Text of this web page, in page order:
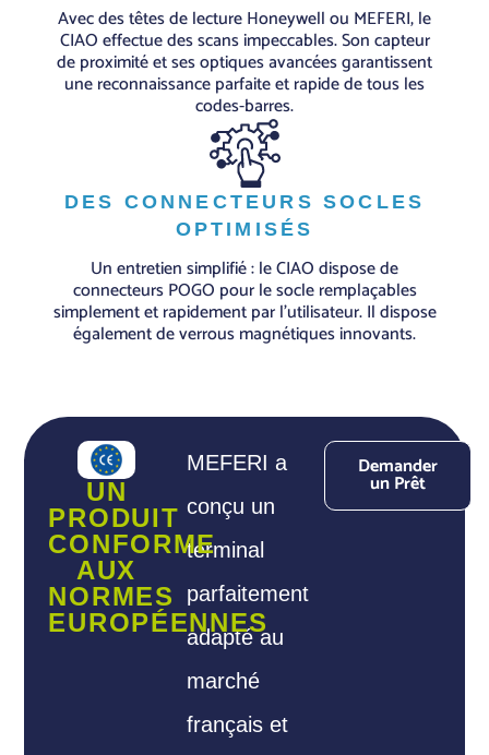
Avec des têtes de lecture Honeywell ou MEFERI, le
CIAO effectue des scans impeccables. Son capteur
de proximité et ses optiques avancées garantissent
une reconnaissance parfaite et rapide de tous les
codes-barres.
DES CONNECTEURS SOCLES
OPTIMISÉS
Un entretien simplifié : le CIAO dispose de
connecteurs POGO pour le socle remplaçables
simplement et rapidement par l'utilisateur. Il dispose
également de verrous magnétiques innovants.
UN
PRODUIT
CONFORME
AUX
NORMES
EUROPÉENNES
MEFERI a
conçu un
terminal
parfaitement
adapté au
marché
français et
Demander
un Prêt